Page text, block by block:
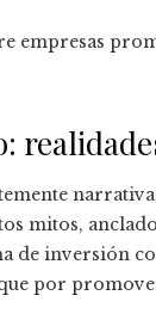
empresas
mitos,
de inversión
por